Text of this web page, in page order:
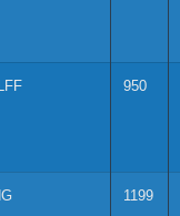
950
1199